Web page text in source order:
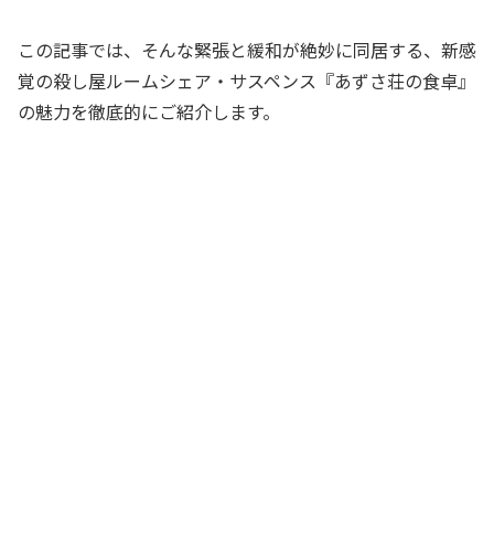
この記事では、そんな緊張と緩和が絶妙に同居する、新感
覚の殺し屋ルームシェア・サスペンス『あずさ荘の食卓』
の魅力を徹底的にご紹介します。